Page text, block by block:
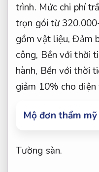
trình. Mức chi phí
trọn gói từ
gồm vật liệu,Đảm
công, Bền với thời
hành, Bền với thời
giảm 10% cho
Mộ đơn thẩm
Tường sàn.